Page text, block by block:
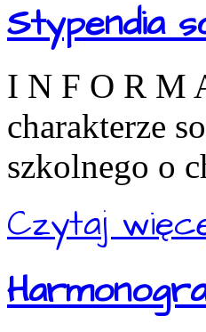
Stypendia
I N F O R M
charakterze
szkolnego o
Czytaj